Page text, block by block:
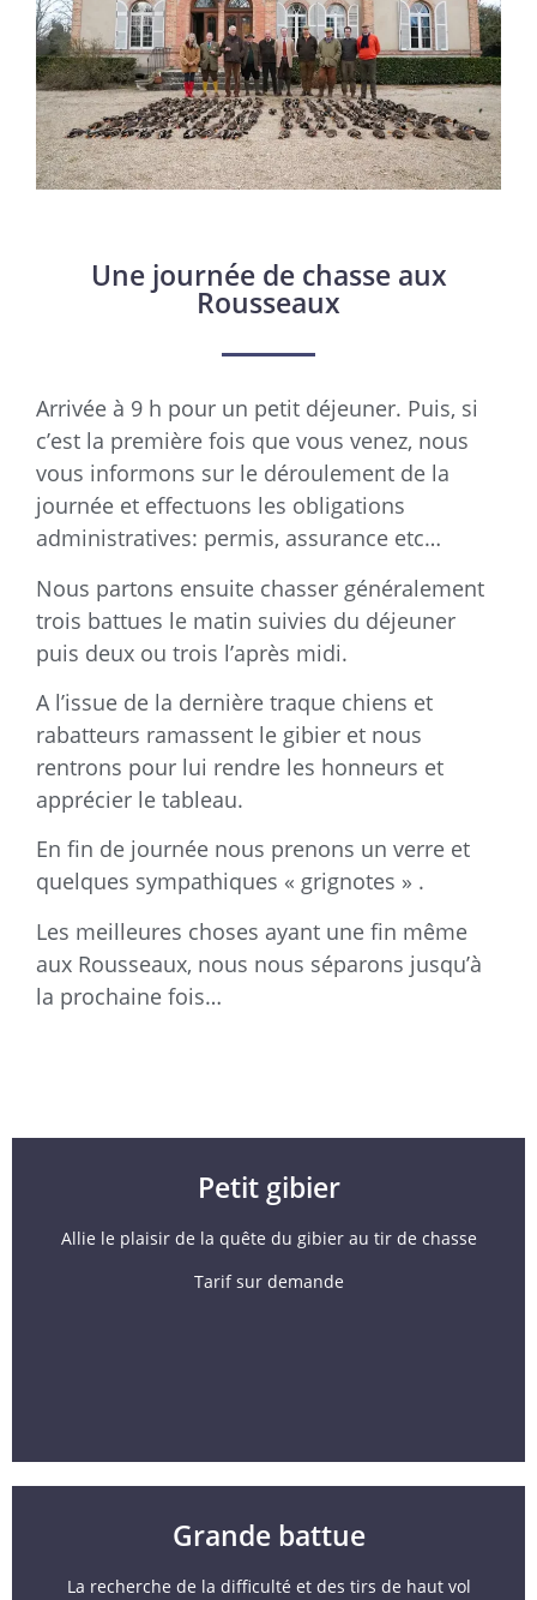
Une journée de chasse aux
Rousseaux
Arrivée à 9 h pour un petit déjeuner. Puis, si
c’est la première fois que vous venez, nous
vous informons sur le déroulement de la
journée et effectuons les obligations
administratives: permis, assurance etc…
Nous partons ensuite chasser généralement
trois battues le matin suivies du déjeuner
puis deux ou trois l’après midi.
A l’issue de la dernière traque chiens et
rabatteurs ramassent le gibier et nous
rentrons pour lui rendre les honneurs et
apprécier le tableau.
En fin de journée nous prenons un verre et
quelques sympathiques « grignotes » .
Les meilleures choses ayant une fin même
aux Rousseaux, nous nous séparons jusqu’à
la prochaine fois…
Petit gibier
Allie le plaisir de la quête du gibier au tir de chasse
Tarif sur demande
Grande battue
La recherche de la difficulté et des tirs de haut vol